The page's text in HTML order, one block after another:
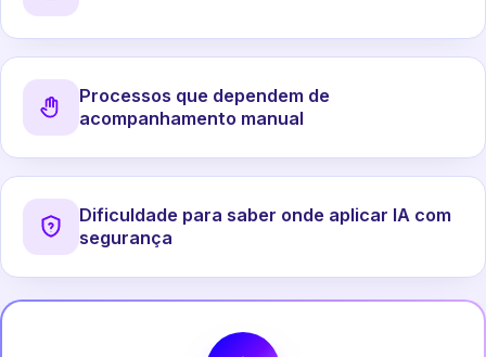
Processos que dependem de
acompanhamento manual
Dificuldade para saber onde aplicar IA com
segurança